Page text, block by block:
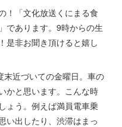
！「文化放送くにまる食
であります。9時からの生
是非お聞き頂けると嬉し
近づいての金曜日。車の
かと思います。こんな時
ょう。例えば満員電車乗
い出したり、渋滞はまっ